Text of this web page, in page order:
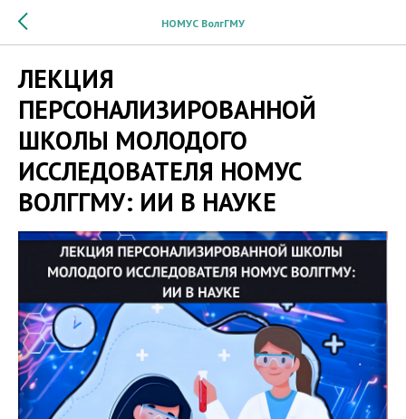
НОМУС ВолгГМУ
ЛЕКЦИЯ
ПЕРСОНАЛИЗИРОВАННОЙ
ШКОЛЫ МОЛОДОГО
ИССЛЕДОВАТЕЛЯ НОМУС
ВОЛГГМУ: ИИ В НАУКЕ